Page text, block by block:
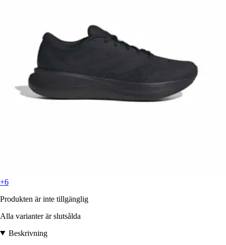
+6
Produkten är inte tillgänglig
Alla varianter är slutsålda
Beskrivning